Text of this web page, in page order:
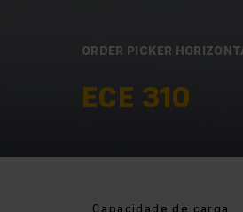
ORDER PICKER
ECE 310
Capacidade de carga